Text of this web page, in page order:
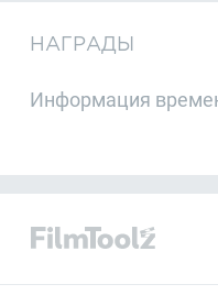
НАГРАДЫ
Информация